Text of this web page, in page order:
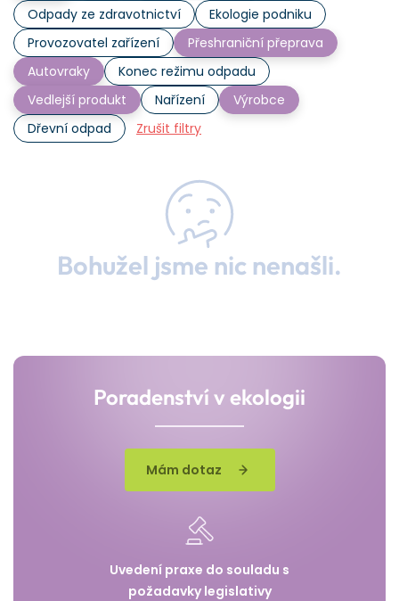
Odpady ze zdravotnictví
Ekologie podniku
Provozovatel zařízení
Přeshraniční přeprava
Autovraky
Konec režimu odpadu
Vedlejší produkt
Nařízení
Výrobce
Dřevní odpad
Zrušit filtry
Bohužel jsme nic nenašli.
Poradenství v ekologii
Mám dotaz
Uvedení praxe do souladu s
požadavky legislativy